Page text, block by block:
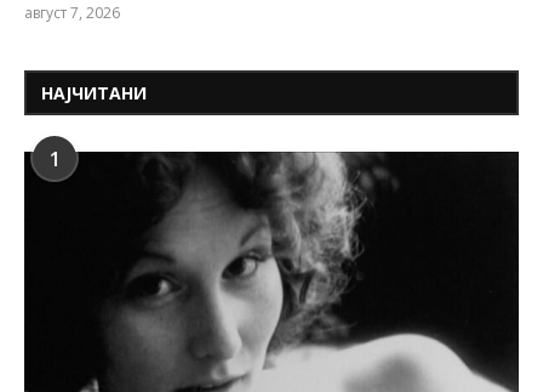
август 7, 2026
НАЈЧИТАНИ
1